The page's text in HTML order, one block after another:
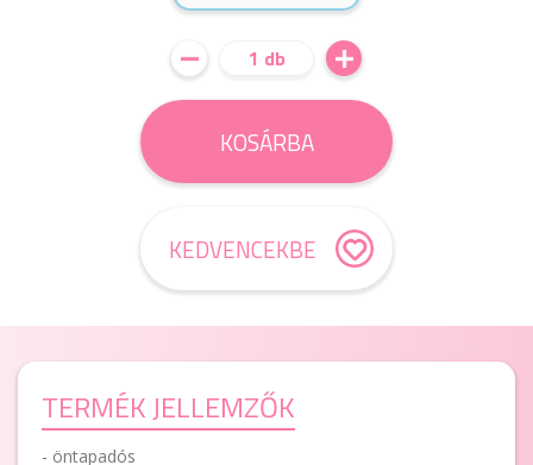
1 db
KOSÁRBA
KEDVENCEKBE
TERMÉK JELLEMZŐK
- öntapadós